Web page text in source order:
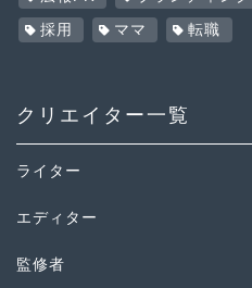
採用 ママ 転職
クリエイター一覧
ライター
エディター
監修者